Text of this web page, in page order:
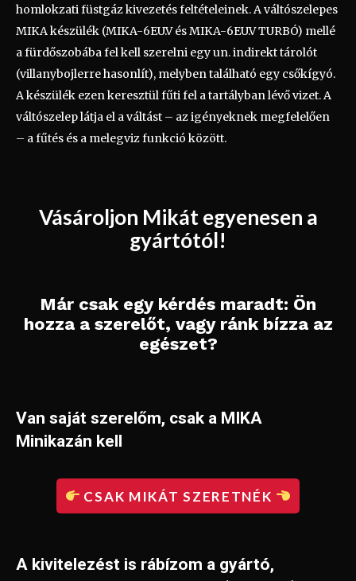
homlokzati füstgáz kivezetés feltételeinek. A váltószelepes
MIKA készülék (MIKA-6EU.V és MIKA-6EU.V TURBÓ) mellé
a fürdőszobába fel kell szerelni egy un. indirekt tárolót
(villanybojlerre hasonlít), melyben található egy csőkígyó.
A készülék ezen keresztül fűti fel a tartályban lévő vizet. A
váltószelep látja el a váltást – az igényeknek megfelelően
– a fűtés és a melegviz funkció között.
Vásároljon Mikát egyenesen a
gyártótól!
Már csak egy kérdés maradt: Ön
hozza a szerelőt, vagy ránk bízza az
egészet?
Van saját szerelőm, csak a MIKA
Minikazán kell
CSAK MIKÁT SZERETNÉK
A kivitelezést is rábízom a gyártó,